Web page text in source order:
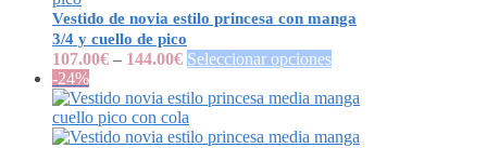
Vestido de novia estilo princesa con manga
3/4 y cuello de pico
107.00€ – 144.00€ Seleccionar opciones
-24%